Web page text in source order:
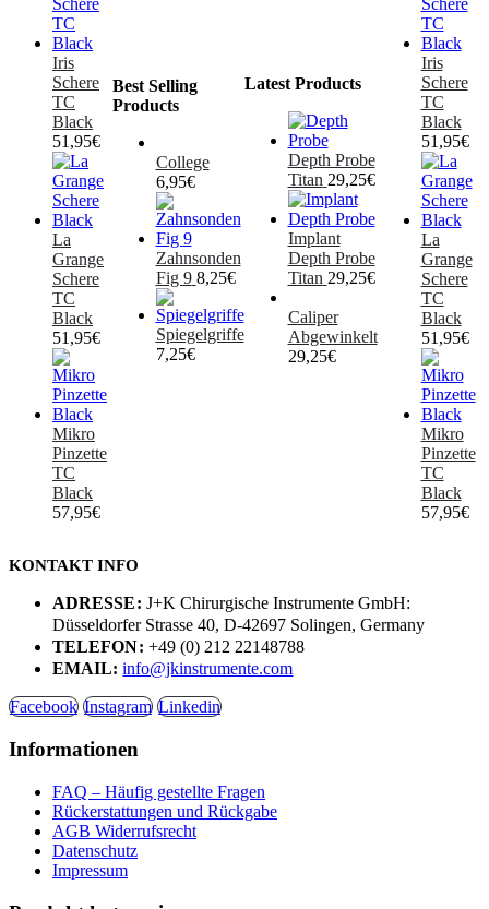
Iris
Schere
TC
Black
51,95€
La
Grange
Schere
TC
Black
51,95€
Mikro
Pinzette
TC
Black
57,95€
Best Selling
Products
College
6,95€
Zahnsonden
Fig 9 8,25€
Spiegelgriffe
7,25€
Latest Products
Depth Probe
Titan 29,25€
Implant
Depth Probe
Titan 29,25€
Caliper
Abgewinkelt
29,25€
Iris
Schere
TC
Black
51,95€
La
Grange
Schere
TC
Black
51,95€
Mikro
Pinzette
TC
Black
57,95€
KONTAKT INFO
ADRESSE: J+K Chirurgische Instrumente GmbH:
Düsseldorfer Strasse 40, D-42697 Solingen, Germany
TELEFON: +49 (0) 212 22148788
EMAIL: info@jkinstrumente.com
Facebook Instagram Linkedin
Informationen
FAQ – Häufig gestellte Fragen
Rückerstattungen und Rückgabe
AGB Widerrufsrecht
Datenschutz
Impressum